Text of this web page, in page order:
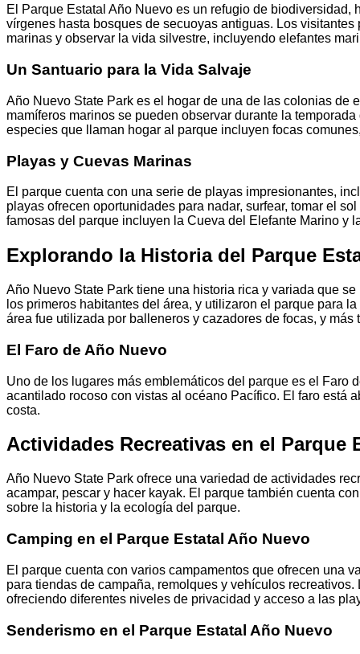
El Parque Estatal Año Nuevo es un refugio de
vírgenes hasta bosques de secuoyas antiguas. Los
marinas y observar la vida silvestre, incluyendo elefantes
Un Santuario para la Vida Salvaje
Año Nuevo State Park es el hogar de una de las colonias de
mamíferos marinos se pueden observar durante la
especies que llaman hogar al parque incluyen focas
Playas y Cuevas Marinas
El parque cuenta con una serie de playas impresionantes,
playas ofrecen oportunidades para nadar, surfear, tomar el
famosas del parque incluyen la Cueva del Elefante Marino y
Explorando la Historia del Parque
Año Nuevo State Park tiene una historia rica y variada que
los primeros habitantes del área, y utilizaron el parque para
área fue utilizada por balleneros y cazadores de focas, y
El Faro de Año Nuevo
Uno de los lugares más emblemáticos del parque es el Faro
acantilado rocoso con vistas al océano Pacífico. El faro está
costa.
Actividades Recreativas en el Parque
Año Nuevo State Park ofrece una variedad de actividades
acampar, pescar y hacer kayak. El parque también cuenta
sobre la historia y la ecología del parque.
Camping en el Parque Estatal Año Nuevo
El parque cuenta con varios campamentos que ofrecen una
para tiendas de campaña, remolques y vehículos
ofreciendo diferentes niveles de privacidad y acceso a las
Senderismo en el Parque Estatal Año Nuevo